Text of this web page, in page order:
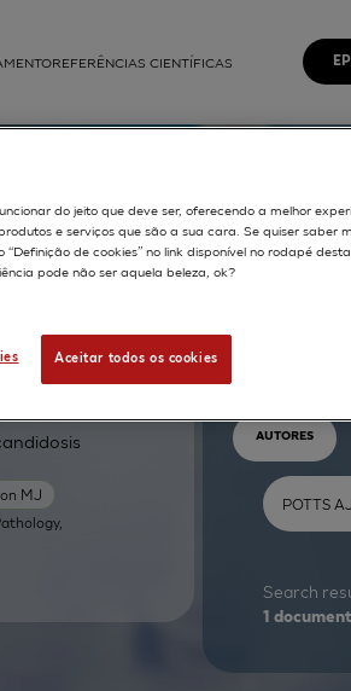
REFERÊNCIAS CIENTÍFICAS
MJ
AUTORES
Search
1
do jeito que deve ser, oferecendo a melhor
e serviços que são a sua cara. Se quiser saber
de cookies” no link disponível no rodapé desta
pode não ser aquela beleza, ok?
Aceitar todos os cookies